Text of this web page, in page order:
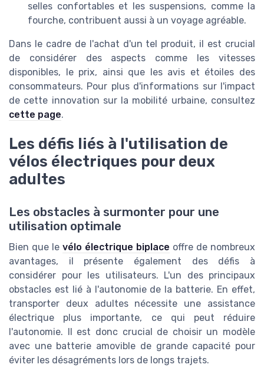
selles confortables et les suspensions, comme la
fourche, contribuent aussi à un voyage agréable.
Dans le cadre de l'achat d'un tel produit, il est crucial
de considérer des aspects comme les vitesses
disponibles, le prix, ainsi que les avis et étoiles des
consommateurs. Pour plus d'informations sur l'impact
de cette innovation sur la mobilité urbaine, consultez
cette page.
Les défis liés à l'utilisation de
vélos électriques pour deux
adultes
Les obstacles à surmonter pour une
utilisation optimale
Bien que le vélo électrique biplace offre de nombreux
avantages, il présente également des défis à
considérer pour les utilisateurs. L'un des principaux
obstacles est lié à l'autonomie de la batterie. En effet,
transporter deux adultes nécessite une assistance
électrique plus importante, ce qui peut réduire
l'autonomie. Il est donc crucial de choisir un modèle
avec une batterie amovible de grande capacité pour
éviter les désagréments lors de longs trajets.